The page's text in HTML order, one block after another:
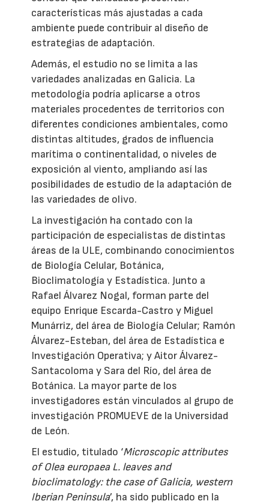
características más ajustadas a cada
ambiente puede contribuir al diseño de
estrategias de adaptación.
Además, el estudio no se limita a las
variedades analizadas en Galicia. La
metodología podría aplicarse a otros
materiales procedentes de territorios con
diferentes condiciones ambientales, como
distintas altitudes, grados de influencia
marítima o continentalidad, o niveles de
exposición al viento, ampliando así las
posibilidades de estudio de la adaptación de
las variedades de olivo.
La investigación ha contado con la
participación de especialistas de distintas
áreas de la ULE, combinando conocimientos
de Biología Celular, Botánica,
Bioclimatología y Estadística. Junto a
Rafael Álvarez Nogal, forman parte del
equipo Enrique Escarda-Castro y Miguel
Munárriz, del área de Biología Celular; Ramón
Álvarez-Esteban, del área de Estadística e
Investigación Operativa; y Aitor Álvarez-
Santacoloma y Sara del Río, del área de
Botánica. La mayor parte de los
investigadores están vinculados al grupo de
investigación PROMUEVE de la Universidad
de León.
El estudio, titulado ‘Microscopic attributes
of Olea europaea L. leaves and
bioclimatology: the case of Galicia, western
Iberian Peninsula’, ha sido publicado en la